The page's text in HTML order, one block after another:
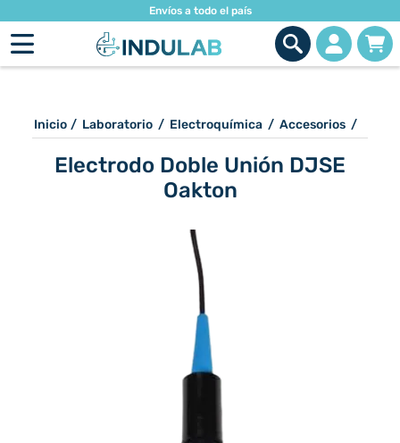
Envíos a todo el país
Inicio / Laboratorio / Electroquímica / Accesorios /
Electrodo Doble Unión DJSE
Oakton